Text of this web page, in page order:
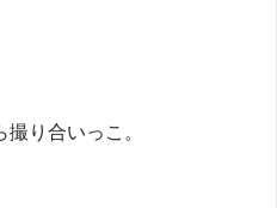
り合いっこ。